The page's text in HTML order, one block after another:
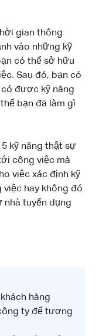
gian thông
vào những kỹ
có thể sở hữu
Sau đó, bạn có
được kỹ năng
bạn đã làm gì
kỹ năng thật sự
công việc mà
việc xác định kỹ
việc hay không đó
nhà tuyển dụng
hàng
ty để tương